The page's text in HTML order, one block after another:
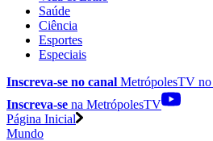
Saúde
Ciência
Esportes
Especiais
Inscreva-se no canal MetrópolesTV no
Inscreva-se na MetrópolesTV
Página Inicial
Mundo